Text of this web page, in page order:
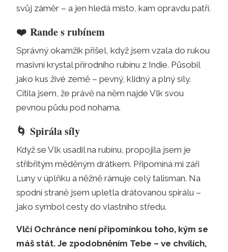
svůj záměr – a jen hledá místo, kam opravdu patří.
❤️Rande s rubínem
Správný okamžik přišel, když jsem vzala do rukou
masivní krystal přírodního rubínu z Indie. Působil
jako kus živé země – pevný, klidný a plný síly.
Cítila jsem, že právě na něm najde Vlk svou
pevnou půdu pod nohama.
🌀Spirála síly
Když se Vlk usadil na rubínu, propojila jsem je
stříbřitým měděným drátkem. Připomíná mi záři
Luny v úplňku a něžně rámuje celý talisman. Na
spodní straně jsem upletla drátovanou spirálu –
jako symbol cesty do vlastního středu.
Vlčí Ochránce není připomínkou toho, kým se
máš stát. Je zpodobněním Tebe – ve chvílích,